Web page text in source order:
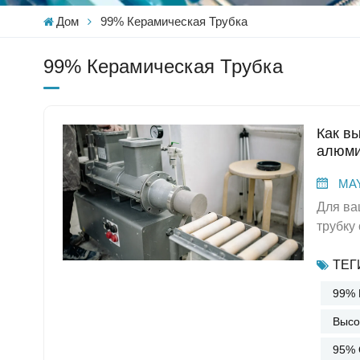
Дом 99% Керамическая Трубка
99% Керамическая Трубка
Как
Для вашего проекта необходимо выбрать подходящую керамическую трубку с чистотой 99%. Соответствие свойств керамической трубки с чистотой 99% вашему применению гарантирует высочайшую производительность и более длительный срок службы. Многие отрасли промышленности предпочитают керамические трубки с чистотой 99% благодаря их высокой чистоте, механической прочности и термической стабильности. Более 55% промышленных применений используют эти трубки благодаря их превосходной электроизоляции, термической стабильности и химической стойкости. В таблице ниже показано, как каждое свойство керамической трубки с чистотой 99% может влиять на производительность в сложных условиях.СвойствоОписаниеМеханическая прочностьПрочность на сжатие превышает 2200 МПа, что значительно выше, чем у многих металлов.ТермостойкостьВыдерживает температуру до 1650 °C без деформации и устойчив к термическим ударам.Химическая стойкостьПревосходная устойчивость к кислотам, щелочам и
99%
95%